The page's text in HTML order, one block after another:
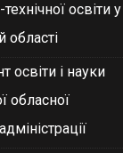
освіти у
області
освіти і науки
обласної